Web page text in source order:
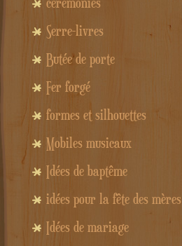
Serre-livres
Butée de porte
Fer forgé
formes et silhouettes
Mobiles musicaux
Idées de baptême
idées pour la fête des mères
Idées de mariage